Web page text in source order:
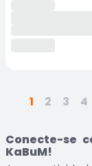
1 2 3 4
Conecte-se
KaBuM!